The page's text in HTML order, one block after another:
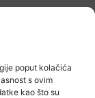
poput kolačića
s ovim
kao što su
škola magije